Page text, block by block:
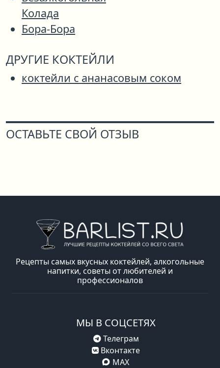
Колада
Бора-Бора
ДРУГИЕ КОКТЕЙЛИ
коктейли с ананасовым соком
ОСТАВЬТЕ СВОЙ ОТЗЫВ
Рецепты самых вкусных коктейлей, алкогольные
напитки, советы от любителей и
профессионалов
МЫ В СОЦСЕТЯХ
Телеграм
Вконтакте
MAX